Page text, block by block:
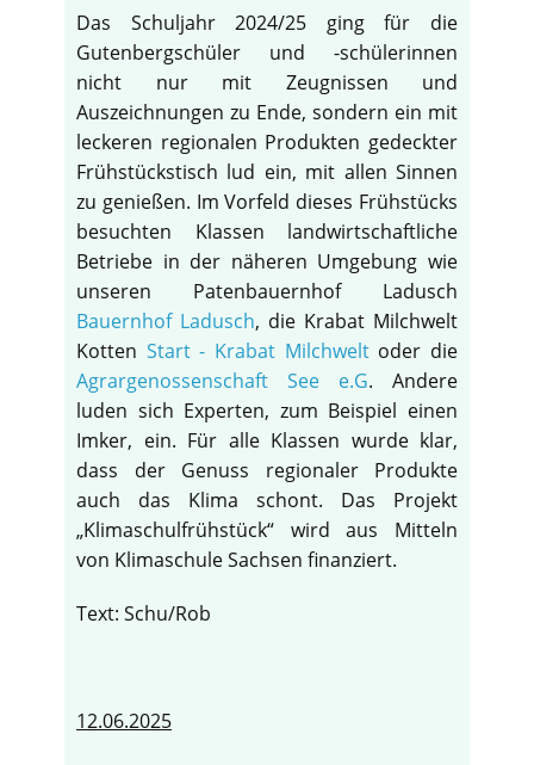
Das Schuljahr 2024/25 ging für die
Gutenbergschüler und -schülerinnen
nicht nur mit Zeugnissen und
Auszeichnungen zu Ende, sondern ein mit
leckeren regionalen Produkten gedeckter
Frühstückstisch lud ein, mit allen Sinnen
zu genießen. Im Vorfeld dieses Frühstücks
besuchten Klassen landwirtschaftliche
Betriebe in der näheren Umgebung wie
unseren Patenbauernhof Ladusch
Bauernhof Ladusch, die Krabat Milchwelt
Kotten Start - Krabat Milchweltoder die
Agrargenossenschaft See e.G. Andere
luden sich Experten, zum Beispiel einen
Imker, ein. Für alle Klassen wurde klar,
dass der Genuss regionaler Produkte
auch das Klima schont. Das Projekt
„Klimaschulfrühstück“ wird aus Mitteln
von Klimaschule Sachsen finanziert.
Text: Schu/Rob
12.06.2025